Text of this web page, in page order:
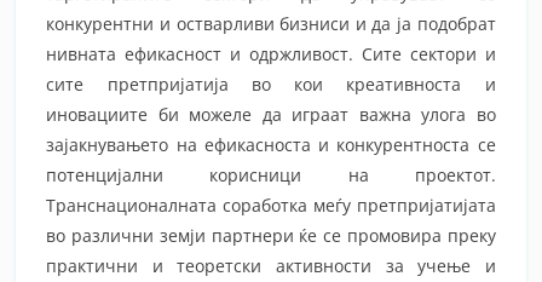
конкурентни и остварливи бизниси и да ја подобрат
нивната ефикасност и одржливост. Сите сектори и
сите претпријатија во кои креативноста и
иновациите би можеле да играат важна улога во
зајакнувањето на ефикасноста и конкурентноста се
потенцијални корисници на проектот.
Транснационалната соработка меѓу претпријатијата
во различни земји партнери ќе се промовира преку
практични и теоретски активности за учење и